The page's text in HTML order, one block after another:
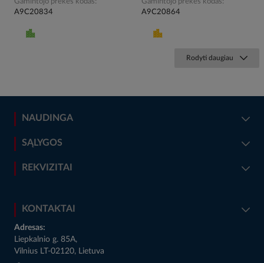
Gamintojo prekės kodas
A9C20834
Gamintojo prekės kodas
A9C20864
Rodyti daugiau
NAUDINGA
SĄLYGOS
REKVIZITAI
KONTAKTAI
Adresas:
Liepkalnio g. 85A,
Vilnius LT-02120, Lietuva